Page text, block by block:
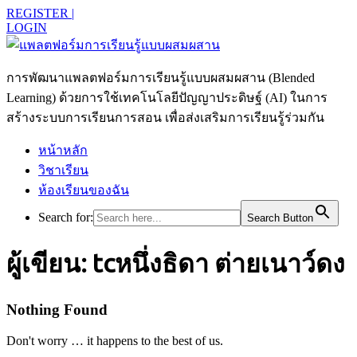
REGISTER |
LOGIN
การพัฒนาแพลตฟอร์มการเรียนรู้แบบผสมผสาน (Blended
Learning) ด้วยการใช้เทคโนโลยีปัญญาประดิษฐ์ (AI) ในการ
สร้างระบบการเรียนการสอน เพื่อส่งเสริมการเรียนรู้ร่วมกัน
หน้าหลัก
วิชาเรียน
ห้องเรียนของฉัน
Search for:
Search Button
ผู้เขียน: tcหนึ่งธิดา ต่ายเนาว์ดง
Nothing Found
Don't worry … it happens to the best of us.